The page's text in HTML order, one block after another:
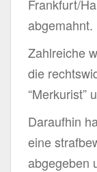
Frankfurt/
abge​mahnt.
Zahlreiche
die
“Merkurist”
Daraufhin
eine
abgegeben